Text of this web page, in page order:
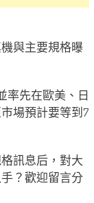
率先在歐美、日
場預計要等到7
訊息后，對大
？歡迎留言分